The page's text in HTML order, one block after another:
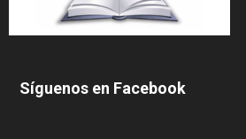
Síguenos en Facebook